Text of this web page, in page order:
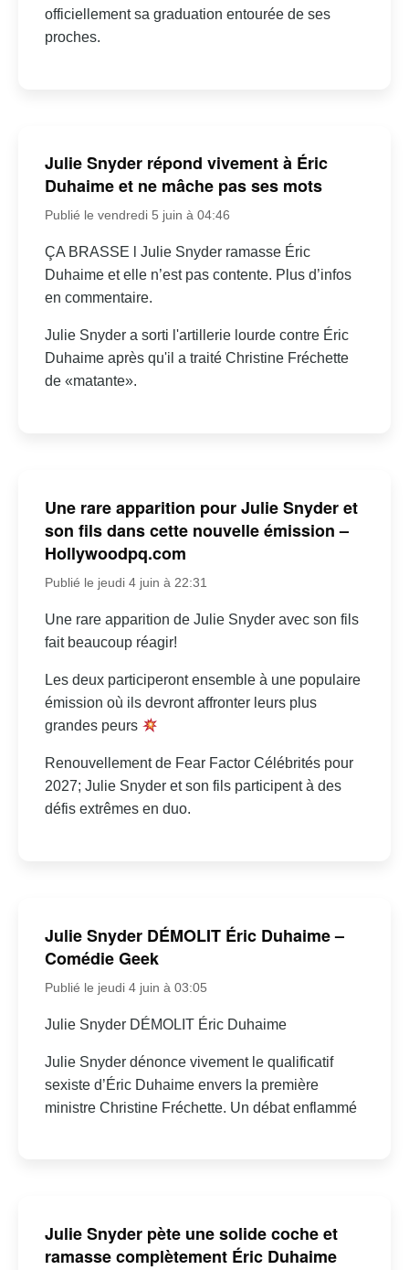
officiellement sa graduation entourée de ses
proches.
Julie Snyder répond vivement à Éric
Duhaime et ne mâche pas ses mots
Publié le vendredi 5 juin à 04:46
ÇA BRASSE l Julie Snyder ramasse Éric
Duhaime et elle n’est pas contente. Plus d’infos
en commentaire.
Julie Snyder a sorti l'artillerie lourde contre Éric
Duhaime après qu'il a traité Christine Fréchette
de «matante».
Une rare apparition pour Julie Snyder et
son fils dans cette nouvelle émission –
Hollywoodpq.com
Publié le jeudi 4 juin à 22:31
Une rare apparition de Julie Snyder avec son fils
fait beaucoup réagir!
Les deux participeront ensemble à une populaire
émission où ils devront affronter leurs plus
grandes peurs
Renouvellement de Fear Factor Célébrités pour
2027; Julie Snyder et son fils participent à des
défis extrêmes en duo.
Julie Snyder DÉMOLIT Éric Duhaime –
Comédie Geek
Publié le jeudi 4 juin à 03:05
Julie Snyder DÉMOLIT Éric Duhaime
Julie Snyder dénonce vivement le qualificatif
sexiste d’Éric Duhaime envers la première
ministre Christine Fréchette. Un débat enflammé
Julie Snyder pète une solide coche et
ramasse complètement Éric Duhaime